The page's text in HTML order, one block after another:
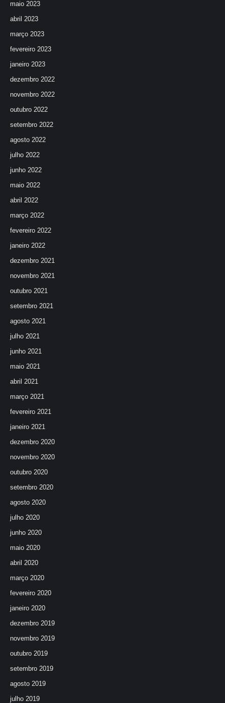
maio 2023
abril 2023
março 2023
fevereiro 2023
janeiro 2023
dezembro 2022
novembro 2022
outubro 2022
setembro 2022
agosto 2022
julho 2022
junho 2022
maio 2022
abril 2022
março 2022
fevereiro 2022
janeiro 2022
dezembro 2021
novembro 2021
outubro 2021
setembro 2021
agosto 2021
julho 2021
junho 2021
maio 2021
abril 2021
março 2021
fevereiro 2021
janeiro 2021
dezembro 2020
novembro 2020
outubro 2020
setembro 2020
agosto 2020
julho 2020
junho 2020
maio 2020
abril 2020
março 2020
fevereiro 2020
janeiro 2020
dezembro 2019
novembro 2019
outubro 2019
setembro 2019
agosto 2019
julho 2019